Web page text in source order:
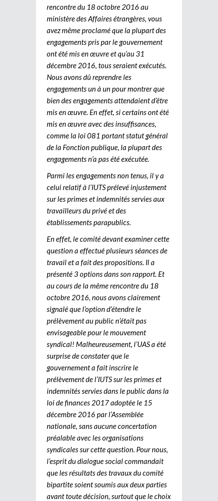
rencontre du 18 octobre 2016 au
ministère des Affaires étrangères, vous
avez même proclamé que la plupart des
engagements pris par le gouvernement
ont été mis en œuvre et qu’au 31
décembre 2016, tous seraient exécutés.
Nous avons dû reprendre les
engagements un à un pour montrer que
bien des engagements attendaient d’être
mis en œuvre. En effet, si certains ont été
mis en œuvre avec des insuffisances,
comme la loi 081 portant statut général
de la Fonction publique, la plupart des
engagements n’a pas été exécutée.
Parmi les engagements non tenus, il y a
celui relatif à l’IUTS prélevé injustement
sur les primes et indemnités servies aux
travailleurs du privé et des
établissements parapublics.
En effet, le comité devant examiner cette
question a effectué plusieurs séances de
travail et a fait des propositions. Il a
présenté 3 options dans son rapport. Et
au cours de la même rencontre du 18
octobre 2016, nous avons clairement
signalé que l’option d’étendre le
prélèvement au public n’était pas
envisageable pour le mouvement
syndical! Malheureusement, l’UAS a été
surprise de constater que le
gouvernement a fait inscrire le
prélèvement de l’IUTS sur les primes et
indemnités servies dans le public dans la
loi de finances 2017 adoptée le 15
décembre 2016 par l’Assemblée
nationale, sans aucune concertation
préalable avec les organisations
syndicales sur cette question. Pour nous,
l’esprit du dialogue social commandait
que les résultats des travaux du comité
bipartite soient soumis aux deux parties
avant toute décision, surtout que le choix